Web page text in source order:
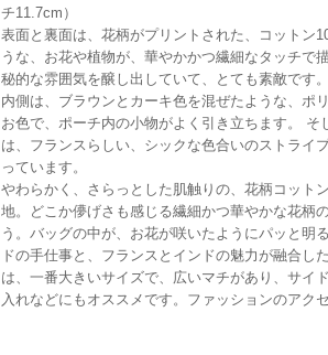
チ11.7cm）
表面と裏面は、花柄がプリントされた、コットン
うな、お花や植物が、華やかかつ繊細なタッチで
秘的な雰囲気を醸し出していて、とても素敵です。
内側は、ブラウンとカーキ色を混ぜたような、ポ
お色で、ポーチ内の小物がよく引き立ちます。
は、フランスらしい、シックな色合いのストライ
っています。
やわらかく、さらっとした肌触りの、花柄コット
地。どこか儚げさも感じる繊細かつ華やかな花柄
う。バッグの中が、お花が咲いたようにパッと明
ドの手仕事と、フランスとインドの魅力が融合
は、一番大きいサイズで、広いマチがあり、サイ
入れなどにもオススメです。ファッションのアク